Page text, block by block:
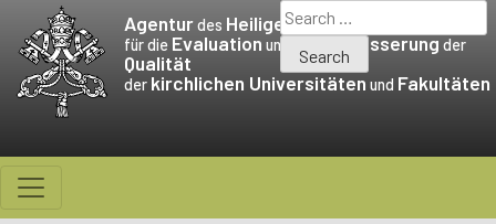
content
Agenturdes Heiligen Stuhls
für die Evaluation und die Verbesserungder
Qualität
der kirchlichen Universitäten und Fakultäten
Search
for: